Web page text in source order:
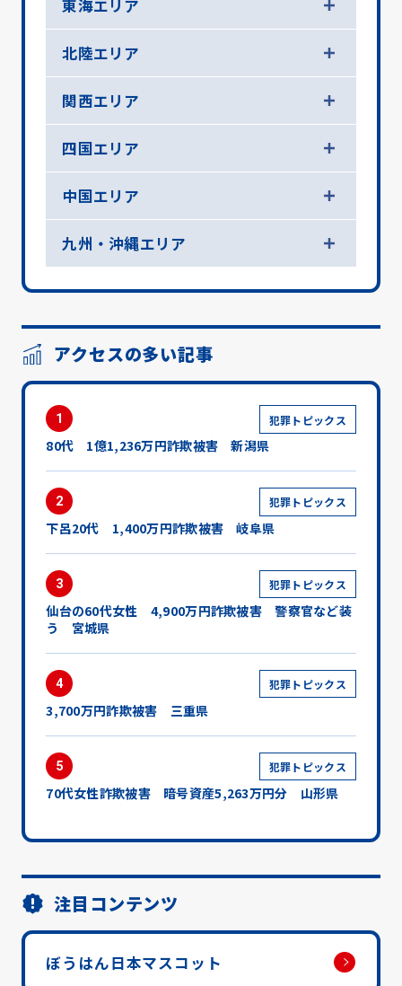
東海エリア
北陸エリア
関西エリア
四国エリア
中国エリア
九州・沖縄エリア
アクセスの多い記事
1 犯罪トピックス
80代 1億1,236万円詐欺被害 新潟県
2 犯罪トピックス
下呂20代 1,400万円詐欺被害 岐阜県
3 犯罪トピックス
仙台の60代女性 4,900万円詐欺被害 警察官など装
う 宮城県
4 犯罪トピックス
3,700万円詐欺被害 三重県
5 犯罪トピックス
70代女性詐欺被害 暗号資産5,263万円分 山形県
注目コンテンツ
ぼうはん日本マスコット